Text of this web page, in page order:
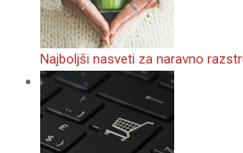
Najboljši nasveti za naravno